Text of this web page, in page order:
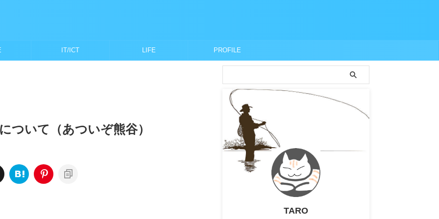
IT/ICT LIFE PROFILE
ついて（あついぞ熊谷）
TARO